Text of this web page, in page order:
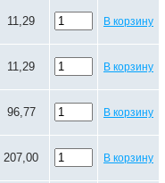
11,29 В корзину
11,29 В корзину
96,77 В корзину
207,00 В корзину